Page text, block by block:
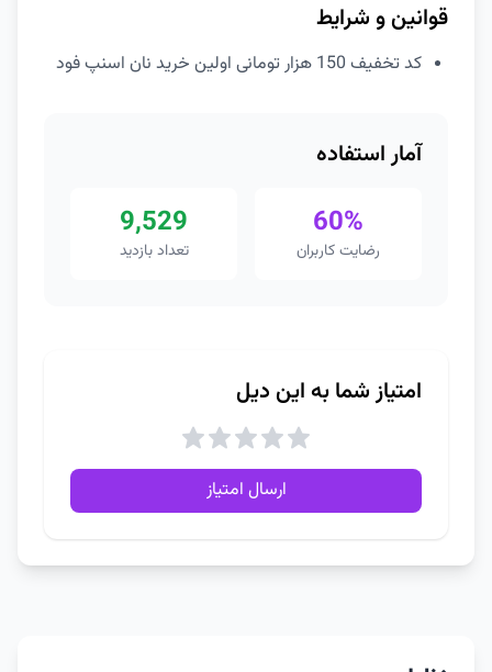
قوانین و شرایط
کد تخفیف 150 هزار تومانی اولین خرید نان اسنپ فود
آمار استفاده
60%
رضایت کاربران
9,529
تعداد بازدید
امتیاز شما به این دیل
ارسال امتیاز